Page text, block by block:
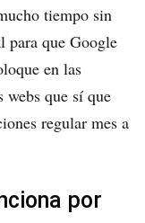
tiempo sin
para que Google
en las
webs que sí que
regular mes a
por